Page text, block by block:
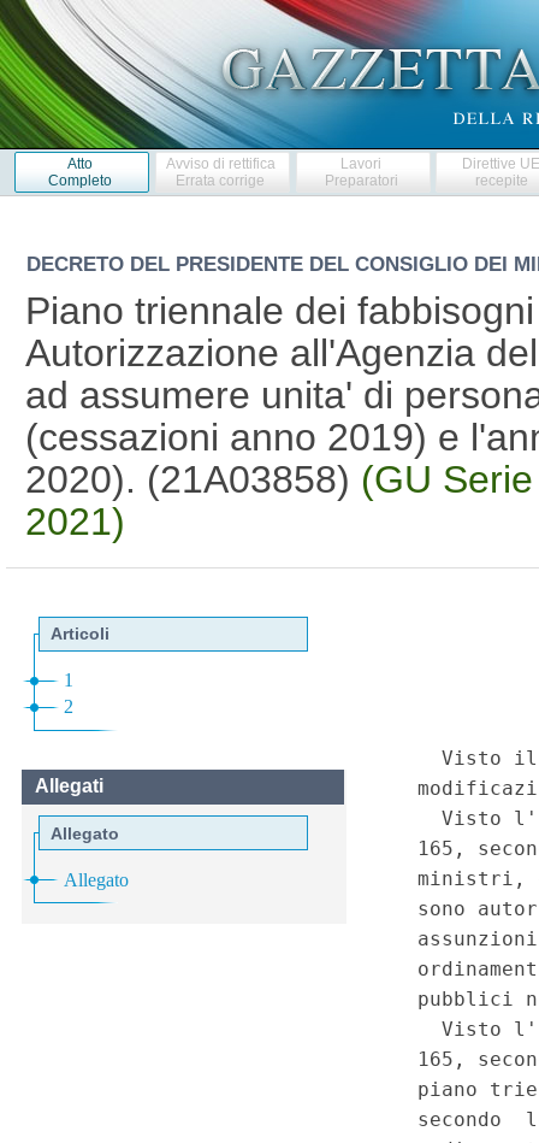
Atto
Completo
Avviso di rettifica
Errata corrige
Lavori
Preparatori
Direttive
recepite
DECRETO DEL PRESIDENTE DEL CONSIGLIO DEI
Piano triennale dei
Autorizzazione all'Agenzia
ad assumere unita' di
(cessazioni anno 2019) e
2020). (21A03858) (GU
2021)